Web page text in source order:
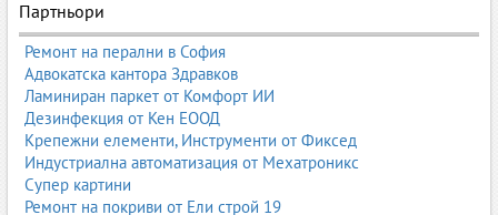
решения и професионалните съвети за постигане на
перфектен резултат.
Какво представляват интериорните бои?
Интериорните бои са декоративни и защитни покрития,
предназначени за вътрешни стени и тавани. Те се състоят от
свързващо вещество (акрил, латекс, силикон), пигменти,
пълнители, добавки и вода. Основната им задача е да осигурят
равномерно, устойчиво и естетично покритие, което да
Партньори
Ремонт на перални в София
Адвокатска кантора Здравков
Ламиниран паркет от Комфорт ИИ
Дезинфекция от Кен ЕООД
Крепежни елементи, Инструменти от Фиксед
Индустриална автоматизация от Мехатроникс
Супер картини
Ремонт на покриви от Ели строй 19